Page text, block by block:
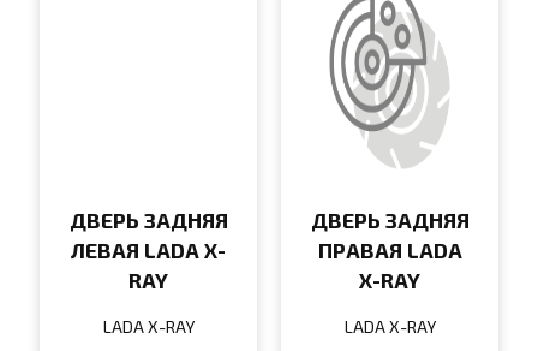
ДВЕРЬ ЗАДНЯЯ
ЛЕВАЯ LADA X-
RAY
LADA X-RAY
ДВЕРЬ ЗАДНЯЯ
ПРАВАЯ LADA
X-RAY
LADA X-RAY